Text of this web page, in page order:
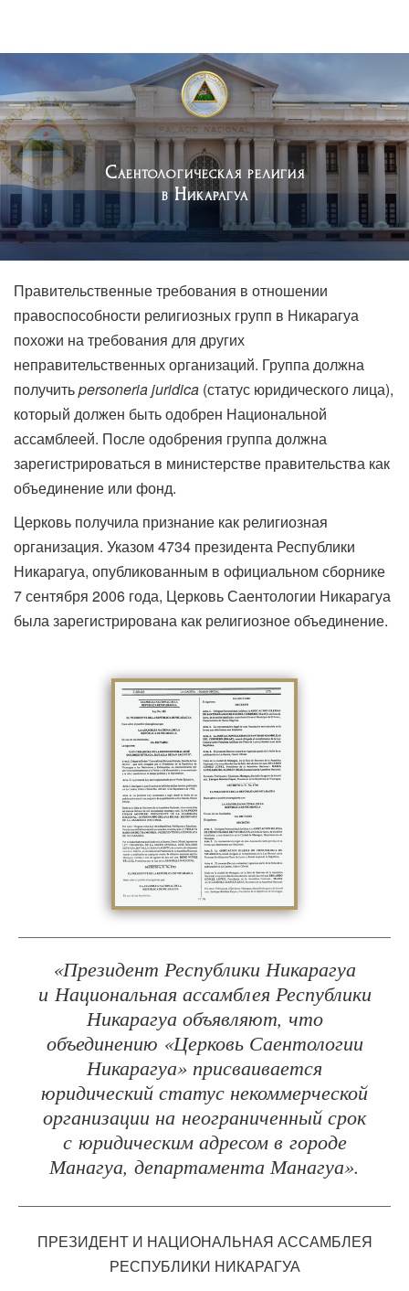
Саентологическая религия
в Никарагуа
Правительственные требования в отношении
правоспособности религиозных групп в Никарагуа
похожи на требования для других
неправительственных организаций. Группа должна
получитьpersoneria juridica (статус юридического лица),
который должен быть одобрен Национальной
ассамблеей. После одобрения группа должна
зарегистрироваться в министерстве правительства как
объединение или фонд.
Церковь получила признание как религиозная
организация. Указом 4734 президента Республики
Никарагуа, опубликованным в официальном сборнике
7 сентября 2006 года, Церковь Саентологии Никарагуа
была зарегистрирована как религиозное объединение.
«Президент Республики Никарагуа
и Национальная ассамблея Республики
Никарагуа объявляют, что
объединению «Церковь Саентологии
Никарагуа» присваивается
юридический статус некоммерческой
организации на неограниченный срок
с юридическим адресом в городе
Манагуа, департамента Манагуа».
ПРЕЗИДЕНТ И НАЦИОНАЛЬНАЯ АССАМБЛЕЯ
РЕСПУБЛИКИ НИКАРАГУА